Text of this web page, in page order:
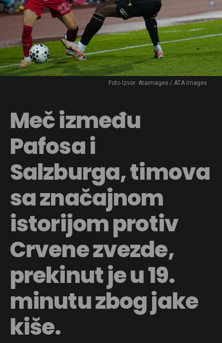
Foto Izvor: Ataimages / ATA Images
Meč između
Pafosa i
Salzburga, timova
sa značajnom
istorijom protiv
Crvene zvezde,
prekinut je u 19.
minutu zbog jake
kiše.